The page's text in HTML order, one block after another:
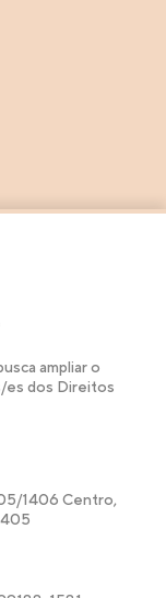
ampliar o
es dos Direitos
1406 Centro,
405